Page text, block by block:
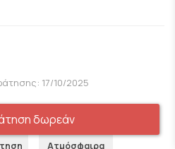
17/10/2025
5
Ατμόσφαιρα
δωρεάν